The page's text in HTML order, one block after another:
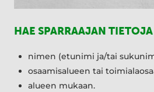
HAE SPARRAAJAN TIETOJA
nimen (etunimi ja/tai
osaamisalueen tai
alueen mukaan.